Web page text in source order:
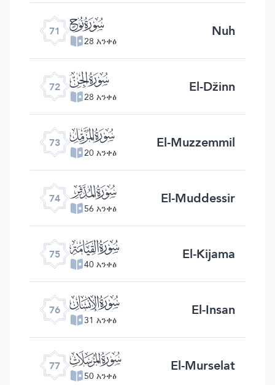
71 ﯴ
28 አንቀፅ Nuh
72 ﯵ
28 አንቀፅ El-Džinn
73 ﯶ
20 አንቀፅ El-Muzzemmil
74 ﯷ
56 አንቀፅ El-Muddessir
75 ﯸ
40 አንቀፅ El-Kijama
76 ﯹ
31 አንቀፅ El-Insan
77 ﯺ
50 አንቀፅ El-Murselat